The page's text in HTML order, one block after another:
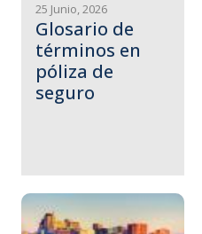
25 Junio, 2026
Glosario de
términos en
póliza de
seguro